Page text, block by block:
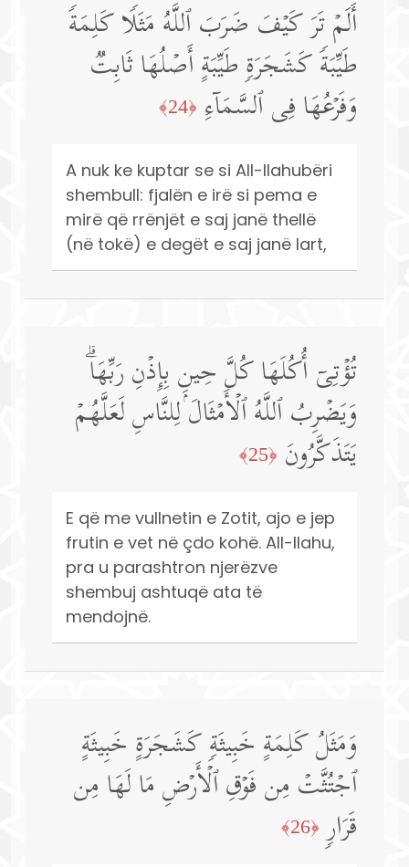
أَلَمۡ تَرَ كَیۡفَ ضَرَبَ ٱللَّهُ مَثَلࣰا كَلِمَةࣰ
طَیِّبَةࣰ كَشَجَرَةࣲ طَیِّبَةٍ أَصۡلُهَا ثَابِتࣱ
وَفَرۡعُهَا فِی ٱلسَّمَاۤءِ ﴿24﴾
A nuk ke kuptar se si All-llahubëri
shembull: fjalën e irë si pema e
mirë që rrënjët e saj janë thellë
(në tokë) e degët e saj janë lart,
تُؤۡتِیۤ أُكُلَهَا كُلَّ حِینِۭ بِإِذۡنِ رَبِّهَاۗ
وَیَضۡرِبُ ٱللَّهُ ٱلۡأَمۡثَالَ لِلنَّاسِ لَعَلَّهُمۡ
یَتَذَكَّرُونَ ﴿25﴾
E që me vullnetin e Zotit, ajo e jep
frutin e vet në çdo kohë. All-llahu,
pra u parashtron njerëzve
shembuj ashtuqë ata të
mendojnë.
وَمَثَلُ كَلِمَةٍ خَبِیثَةࣲ كَشَجَرَةٍ خَبِیثَةٍ
ٱجۡتُثَّتۡ مِن فَوۡقِ ٱلۡأَرۡضِ مَا لَهَا مِن
قَرَارࣲ ﴿26﴾